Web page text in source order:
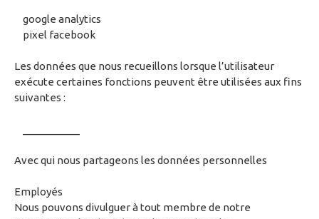
google analytics
pixel facebook
Les données que nous recueillons lorsque l’utilisateur
exécute certaines fonctions peuvent être utilisées aux fins
suivantes :
Avec qui nous partageons les données personnelles
Employés
Nous pouvons divulguer à tout membre de notre